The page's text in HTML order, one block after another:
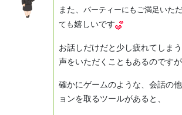
また、 パーティーにもご満足いた
ても嬉しいです
お話しだけだと少し疲れてしま
声をいただくこともあるのですが
確かにゲームのような、会話の
ョンを取るツールがあると、